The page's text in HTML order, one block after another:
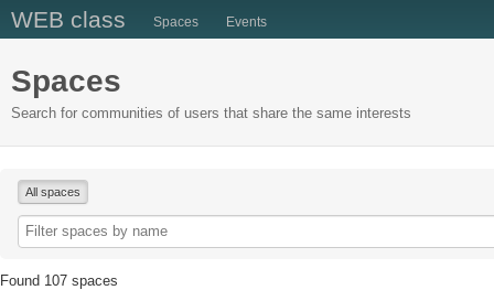
WEB class Spaces Events
Spaces
Search for communities of users that share the same interests
All spaces
Found 107 spaces